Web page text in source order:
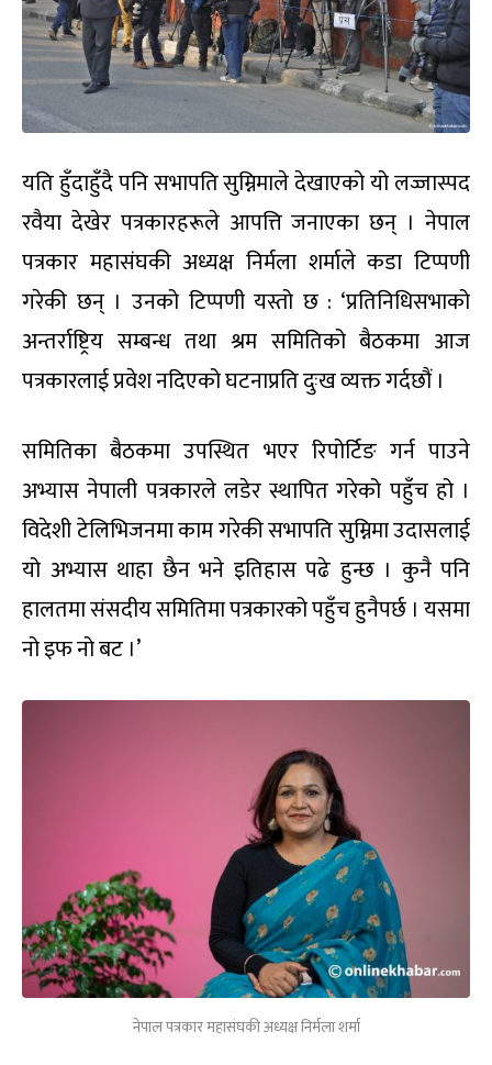
यति हुँदाहुँदै पनि सभापति सुम्निमाले देखाएको यो लज्जास्पद
रवैया देखेर पत्रकारहरूले आपत्ति जनाएका छन् । नेपाल
पत्रकार महासंघकी अध्यक्ष निर्मला शर्माले कडा टिप्पणी
गरेकी छन् । उनको टिप्पणी यस्तो छ : ‘प्रतिनिधिसभाको
अन्तर्राष्ट्रिय सम्बन्ध तथा श्रम समितिको बैठकमा आज
पत्रकारलाई प्रवेश नदिएको घटनाप्रति दुःख व्यक्त गर्दछौं ।
समितिका बैठकमा उपस्थित भएर रिपोर्टिङ गर्न पाउने
अभ्यास नेपाली पत्रकारले लडेर स्थापित गरेको पहुँच हो ।
विदेशी टेलिभिजनमा काम गरेकी सभापति सुम्निमा उदासलाई
यो अभ्यास थाहा छैन भने इतिहास पढे हुन्छ । कुनै पनि
हालतमा संसदीय समितिमा पत्रकारको पहुँच हुनैपर्छ । यसमा
नो इफ नो बट ।’
नेपाल पत्रकार महासंघकी अध्यक्ष निर्मला शर्मा